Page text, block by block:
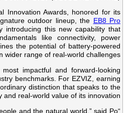
Innovation Awards, honored for its
outdoor lineup, the EB8 Pro
introducing this new capability that
like connectivity, power
the potential of battery-powered
range of real-world challenges.
impactful and forward-looking
benchmarks. For EZVIZ, earning
distinction that speaks to the
and real-world value of its innovation.
and the natural world,” said Po